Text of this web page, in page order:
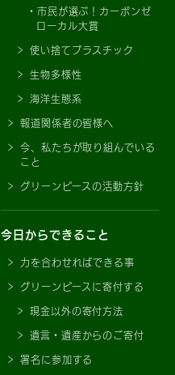
市民が選ぶ！カーボンゼ
ローカル大賞
使い捨てプラスチック
生物多様性
海洋生態系
報道関係者の皆様へ
今、私たちが取り組んでいる
こと
グリーンピースの活動方針
今日からできること
力を合わせればできる事
グリーンピースに寄付する
現金以外の寄付方法
遺言・遺産からのご寄付
署名に参加する